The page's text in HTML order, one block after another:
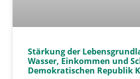
Stärkung der
Wasser, Einkommen und
Demokratischen Republik